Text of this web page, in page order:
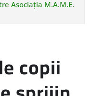
Asociația M.A.M.E.
copii